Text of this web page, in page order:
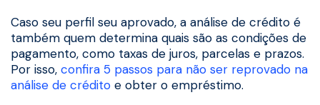
Caso seu perfil seu aprovado, a análise de crédito é
também quem determina quais são as condições de
pagamento, como taxas de juros, parcelas e prazos.
Por isso, confira 5 passos para não ser reprovado na
análise de crédito e obter o empréstimo.